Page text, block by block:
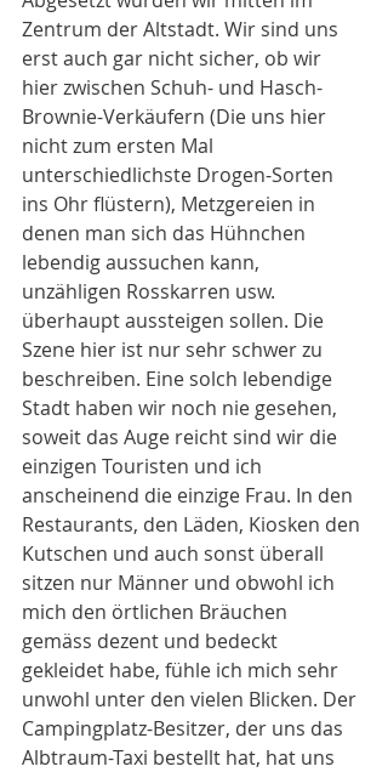
Zentrum der Altstadt. Wir sind uns
erst auch gar nicht sicher, ob wir
hier zwischen Schuh- und Hasch-
Brownie-Verkäufern (Die uns hier
nicht zum ersten Mal
unterschiedlichste Drogen-Sorten
ins Ohr flüstern), Metzgereien in
denen man sich das Hühnchen
lebendig aussuchen kann,
unzähligen Rosskarren usw.
überhaupt aussteigen sollen. Die
Szene hier ist nur sehr schwer zu
beschreiben. Eine solch lebendige
Stadt haben wir noch nie gesehen,
soweit das Auge reicht sind wir die
einzigen Touristen und ich
anscheinend die einzige Frau. In den
Restaurants, den Läden, Kiosken den
Kutschen und auch sonst überall
sitzen nur Männer und obwohl ich
mich den örtlichen Bräuchen
gemäss dezent und bedeckt
gekleidet habe, fühle ich mich sehr
unwohl unter den vielen Blicken. Der
Campingplatz-Besitzer, der uns das
Albtraum-Taxi bestellt hat, hat uns